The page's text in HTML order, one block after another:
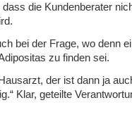
die Kundenberater
bei der Frage, wo denn
zu finden sei.
der ist dann ja
Klar, geteilte